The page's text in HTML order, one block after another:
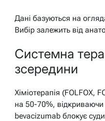
Дані базуються на
Вибір залежить від
Системна
зсередини
Хіміотерапія (FOLFOX,
на 50-70%, відкриваючи
bevacizumab блокує